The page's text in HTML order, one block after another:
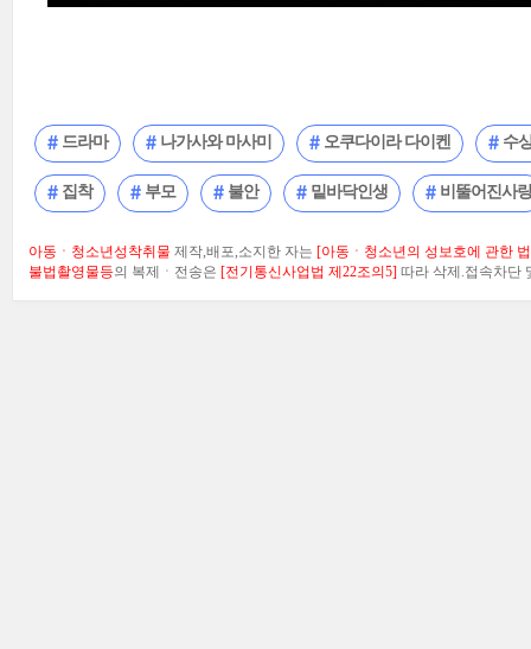
드라마 나가사와 마사미 오쿠다이라 다이켄 수
집착 부모 불안 밑바닥인생 비뚤어진사랑
아동ㆍ청소년성착취물 제작,배포,소지한 자는 [아동ㆍ청소년의 성보호에 관한
불법촬영물등의 복제ㆍ전송은 [전기통신사업법 제22조의5] 따라 삭제.접속차단